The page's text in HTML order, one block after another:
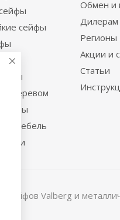
сейфы
деревом
мебель
Обмен и
Дилерам
Регионы
Акции и
Статьи
сейфов Valberg и